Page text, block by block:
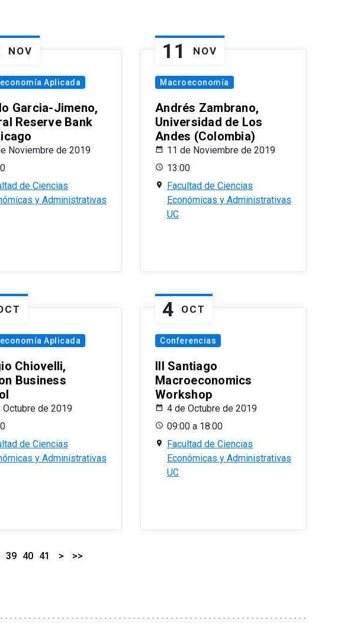
NOV
Aplicada
Garcia-Jimeno,
Reserve Bank
Noviembre de 2019
de Ciencias
y Administrativas
11 NOV
Macroeconomía
Andrés Zambrano,
Universidad de Los
Andes (Colombia)
11 de Noviembre de 2019
13:00
Facultad de Ciencias
Económicas y Administrativas
UC
Aplicada
Chiovelli,
Business
Octubre de 2019
de Ciencias
y Administrativas
4 OCT
Conferencias
III Santiago
Macroeconomics
Workshop
4 de Octubre de 2019
09:00 a 18:00
Facultad de Ciencias
Económicas y Administrativas
UC
39 40 41 > >>